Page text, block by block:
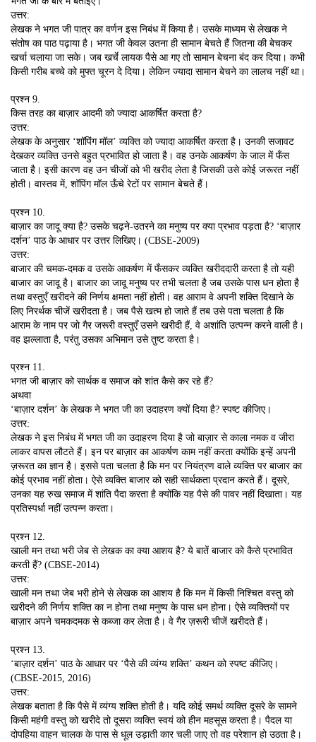
उत्तर:
लेखक ने भगत जी पात्र का वर्णन इस निबंध में किया है। उसके माध्यम से लेखक ने
संतोष का पाठ पढ़ाया है। भगत जी केवल उतना ही सामान बेचते हैं जितना की बेचकर
खर्चा चलाया जा सके। जब खर्चे लायक पैसे आ गए तो सामान बेचना बंद कर दिया। कभी
किसी गरीब बच्चे को मुफ्त चूरन दे दिया। लेकिन ज्यादा सामान बेचने का लालच नहीं था।
प्रश्न 9.
किस तरह का बाज़ार आदमी को ज्यादा आकर्षित करता है?
उत्तर:
लेखक के अनुसार ‘शॉपिंग मॉल’ व्यक्ति को ज्यादा आकर्षित करता है। उनकी सजावट
देखकर व्यक्ति उनसे बहुत प्रभावित हो जाता है। वह उनके आकर्षण के जाल में फँस
जाता है। इसी कारण वह उन चीजों को भी खरीद लेता है जिसकी उसे कोई जरूरत नहीं
होती। वास्तव में, शॉपिंग मॉल ऊँचे रेटों पर सामान बेचते हैं।
प्रश्न 10.
बाज़ार का जादू क्या है? उसके चढ़ने-उतरने का मनुष्य पर क्या प्रभाव पड़ता है? ‘बाज़ार
दर्शन’ पाठ के आधार पर उत्तर लिखिए। (CBSE-2009)
उत्तर:
बाजार की चमक-दमक व उसके आकर्षण में फँसकर व्यक्ति खरीददारी करता है तो यही
बाजार का जादू है। बाजार का जादू मनुष्य पर तभी चलता है जब उसके पास धन होता है
तथा वस्तुएँ खरीदने की निर्णय क्षमता नहीं होती। वह आराम वे अपनी शक्ति दिखाने के
लिए निरर्थक चीजें खरीदता है। जब पैसे खत्म हो जाते हैं तब उसे पता चलता है कि
आराम के नाम पर जो गैर जरूरी वस्तुएँ उसने खरीदी हैं, वे अशांति उत्पन्न करने वाली है।
वह झल्लाता है, परंतु उसका अभिमान उसे तुष्ट करता है।
प्रश्न 11.
भगत जी बाज़ार को सार्थक व समाज को शांत कैसे कर रहे हैं?
अथवा
‘बाज़ार दर्शन’ के लेखक ने भगत जी का उदाहरण क्यों दिया है? स्पष्ट कीजिए।
उत्तर:
लेखक ने इस निबंध में भगत जी का उदाहरण दिया है जो बाज़ार से काला नमक व जीरा
लाकर वापस लौटते हैं। इन पर बाज़ार का आकर्षण काम नहीं करता क्योंकि इन्हें अपनी
ज़रूरत का ज्ञान है। इससे पता चलता है कि मन पर नियंत्रण वाले व्यक्ति पर बाजार का
कोई प्रभाव नहीं होता। ऐसे व्यक्ति बाजार को सही सार्थकता प्रदान करते हैं। दूसरे,
उनका यह रुख समाज में शांति पैदा करता है क्योंकि यह पैसे की पावर नहीं दिखाता। यह
प्रतिस्पर्धा नहीं उत्पन्न करता।
प्रश्न 12.
खाली मन तथा भरी जेब से लेखक का क्या आशय है? ये बातें बाजार को कैसे प्रभावित
करती हैं? (CBSE-2014)
उत्तर:
खाली मन तथा जेब भरी होने से लेखक का आशय है कि मन में किसी निश्चित वस्तु को
खरीदने की निर्णय शक्ति का न होना तथा मनुष्य के पास धन होना। ऐसे व्यक्तियों पर
बाज़ार अपने चमकदमक से कब्जा कर लेता है। वे गैर ज़रूरी चीजें खरीदते हैं।
प्रश्न 13.
‘बाज़ार दर्शन’ पाठ के आधार पर ‘पैसे की व्यंग्य शक्ति’ कथन को स्पष्ट कीजिए।
(CBSE-2015, 2016)
उत्तर:
लेखक बताता है कि पैसे में व्यंग्य शक्ति होती है। यदि कोई समर्थ व्यक्ति दूसरे के सामने
किसी महंगी वस्तु को खरीदे तो दूसरा व्यक्ति स्वयं को हीन महसूस करता है। पैदल या
दोपहिया वाहन चालक के पास से धूल उड़ाती कार चली जाए तो वह परेशान हो उठता है।